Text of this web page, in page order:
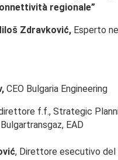
regionale”
Zdravković, Esperto
CEO Bulgaria Engineering
f.f., Strategic
EAD
, Direttore esecutivo